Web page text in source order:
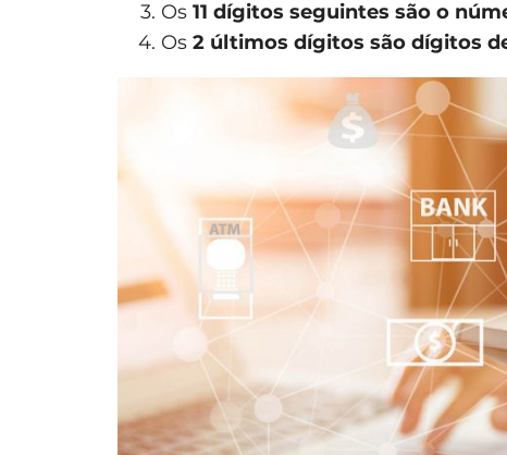
Os 11 dígitos seguintes são o
Os 2 últimos dígitos são dígitos